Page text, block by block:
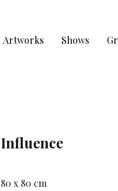
Artworks Shows
Influence
80 x 80 cm